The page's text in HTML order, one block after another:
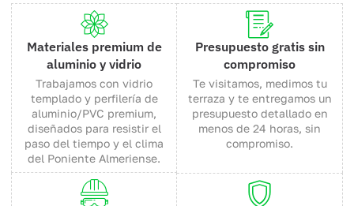
Materiales premium de
aluminio y vidrio
Trabajamos con vidrio
templado y perfilería de
aluminio/PVC premium,
diseñados para resistir el
paso del tiempo y el clima
del Poniente Almeriense.
Presupuesto gratis sin
compromiso
Te visitamos, medimos tu
terraza y te entregamos un
presupuesto detallado en
menos de 24 horas, sin
compromiso.